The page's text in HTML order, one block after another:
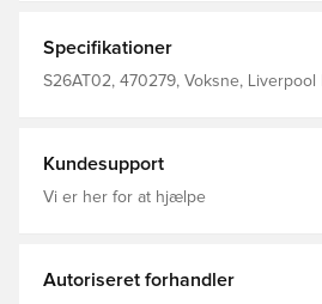
detaljer i hverdagen. LFC Raglan Tee er en trendy
tilføjelse til din garderobe, ideel til
shirt med gummibelagt LFC
Specifikationer
S26AT02, 470279, Voksne, Liverpool
Kundesupport
Vi er her for at hjælpe
Autoriseret forhandler